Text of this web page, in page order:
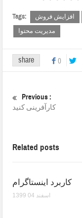
Tags: افزایش فروش
مدیریت محتوا
share 0
Previous :
کارآفرینی کنید
Related posts
کاربرد اینستاگرام
1399 اسفند 04